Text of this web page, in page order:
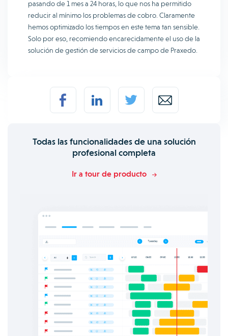
pasando de 1 mes a 24 horas, lo que nos ha permitido
reducir al mínimo los problemas de cobro. Claramente
hemos optimizado los tiempos en este tema tan sensible.
Solo por eso, recomiendo encarecidamente el uso de la
solución de gestión de servicios de campo de Praxedo.
Todas las funcionalidades de una solución
profesional completa
Ir a tour de producto